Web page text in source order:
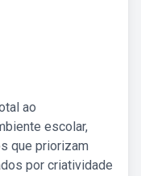
ao
escolar,
que priorizam
por criatividade